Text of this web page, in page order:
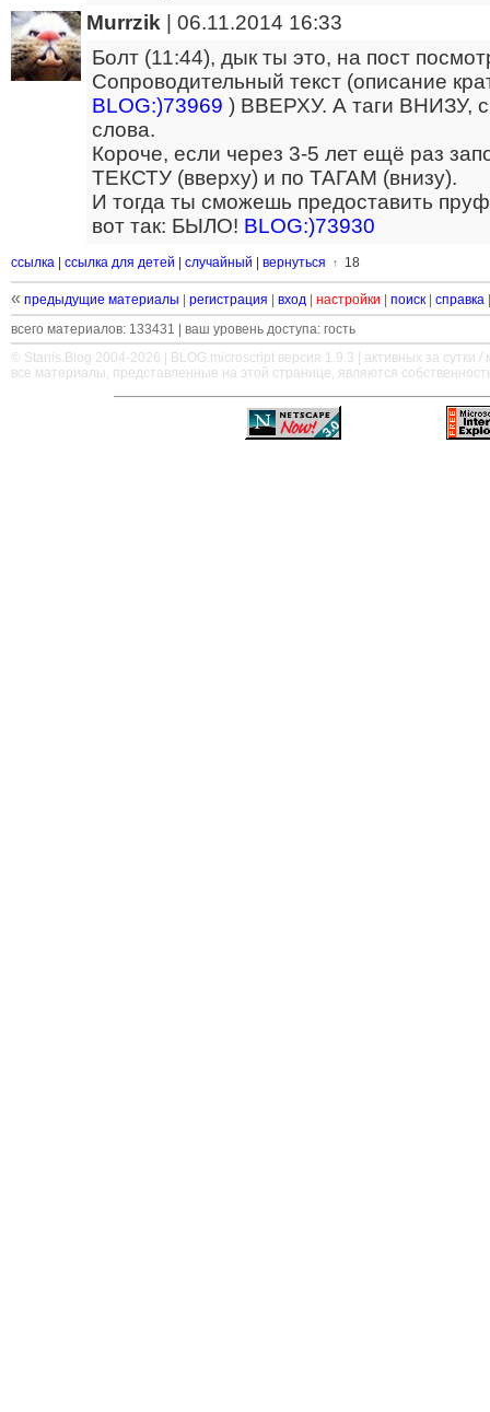
Murrzik
06.11.2014 16:33
Болт (11:44), дык ты это, на пост
Сопроводительный текст (описание
BLOG:)73969 ) ВВЕРХУ. А таги ВНИЗУ, с
слова.
Короче, если через 3-5 лет ещё раз
ТЕКСТУ (вверху) и по ТАГАМ (внизу).
И тогда ты сможешь предоставить
вот так: БЫЛО! BLOG:)73930
ссылка ссылка для детей случайный вернуться ↑ 18
« предыдущие материалы регистрация вход настройки поиск справка
всего материалов: 133431 | ваш уровень доступа: гость
© Stanis.Blog 2004-2026 |
BLOG.microscript версия 1.9.3 | активных за сутки /
все материалы, представленные на этой странице, являются
—————————————————————